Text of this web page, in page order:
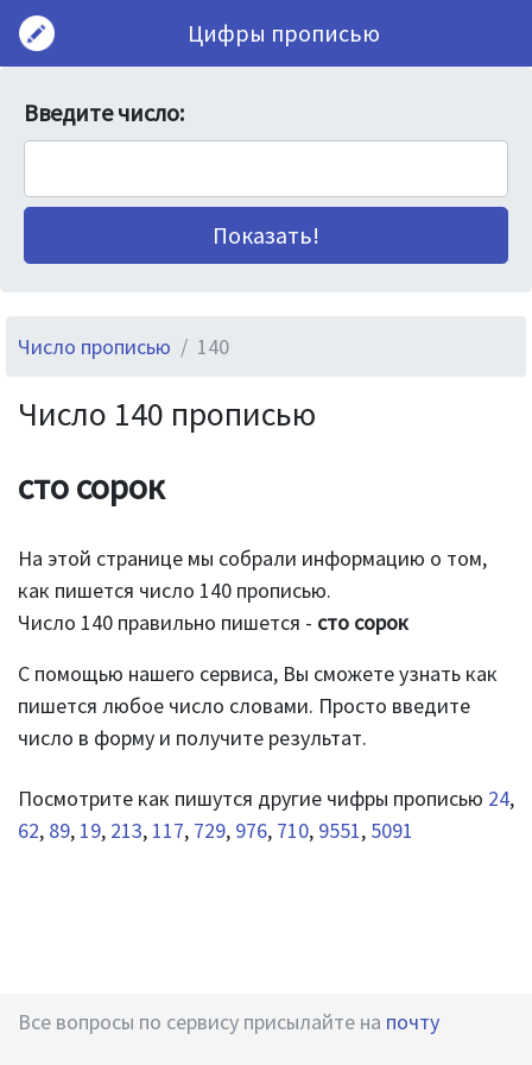
Цифры прописью
Введите число:
Число прописью 140
Число 140 прописью
сто сорок
На этой странице мы собрали информацию о том,
как пишется число 140 прописью.
Число 140 правильно пишется - сто сорок
С помощью нашего сервиса, Вы сможете узнать как
пишется любое число словами. Просто введите
число в форму и получите результат.
Посмотрите как пишутся другие чифры прописью 24,
62, 89, 19, 213, 117, 729, 976, 710, 9551, 5091
Все вопросы по сервису присылайте на почту